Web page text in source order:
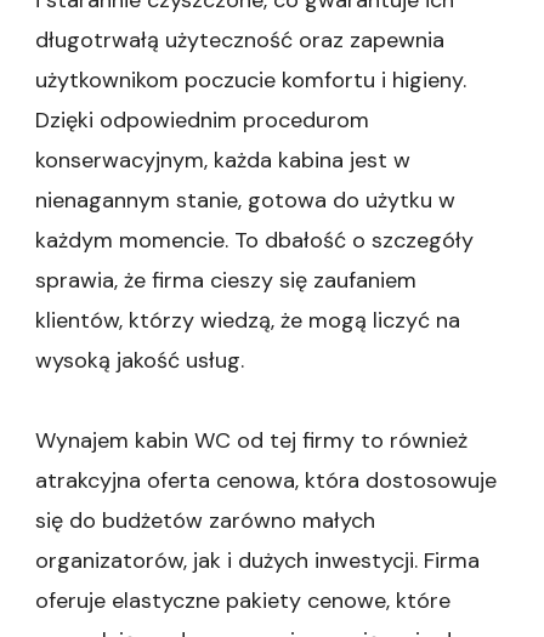
długotrwałą użyteczność oraz zapewnia
użytkownikom poczucie komfortu i higieny.
Dzięki odpowiednim procedurom
konserwacyjnym, każda kabina jest w
nienagannym stanie, gotowa do użytku w
każdym momencie. To dbałość o szczegóły
sprawia, że firma cieszy się zaufaniem
klientów, którzy wiedzą, że mogą liczyć na
wysoką jakość usług.
Wynajem kabin WC od tej firmy to również
atrakcyjna oferta cenowa, która dostosowuje
się do budżetów zarówno małych
organizatorów, jak i dużych inwestycji. Firma
oferuje elastyczne pakiety cenowe, które